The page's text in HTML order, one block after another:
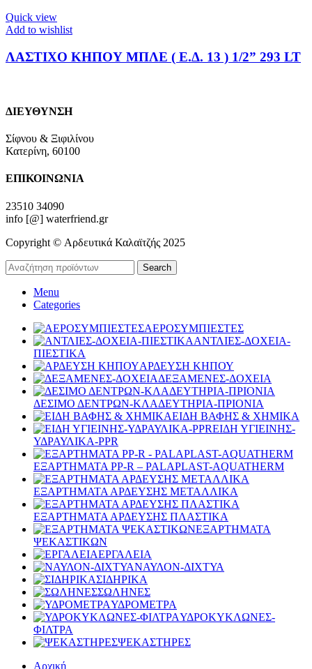
Quick view
Add to wishlist
ΛΑΣΤΙΧΟ ΚΗΠΟΥ ΜΠΛΕ ( Ε.Δ. 13 ) 1/2” 293 LT
ΔΙΕΥΘΥΝΣΗ
Σίφνου & Ξιφιλίνου
Κατερίνη, 60100
ΕΠΙΚΟΙΝΩΝΙΑ
23510 34090
info [@] waterfriend.gr
Copyright © Αρδευτικά Καλαϊτζής 2025
Search
Menu
Categories
ΑΕΡΟΣΥΜΠΙΕΣΤΕΣ
ΑΝΤΛΙΕΣ-ΔΟΧΕΙΑ-
ΠΙΕΣΤΙΚΑ
ΑΡΔΕΥΣΗ ΚΗΠΟΥ
ΔΕΞΑΜΕΝΕΣ-ΔΟΧΕΙΑ
ΔΕΣΙΜΟ ΔΕΝΤΡΩΝ-ΚΛΑΔΕΥΤΗΡΙΑ-ΠΡΙΟΝΙΑ
ΕΙΔΗ ΒΑΦΗΣ & ΧΗΜΙΚΑ
ΕΙΔΗ ΥΓΙΕΙΝΗΣ-
ΥΔΡΑΥΛΙΚΑ-PPR
ΕΞΑΡΤΗΜΑΤΑ PP-R – PALAPLAST-AQUATHERM
ΕΞΑΡΤΗΜΑΤΑ ΑΡΔΕΥΣΗΣ ΜΕΤΑΛΛΙΚΑ
ΕΞΑΡΤΗΜΑΤΑ ΑΡΔΕΥΣΗΣ ΠΛΑΣΤΙΚΑ
ΕΞΑΡΤΗΜΑΤΑ
ΨΕΚΑΣΤΙΚΩΝ
ΕΡΓΑΛΕΙΑ
ΝΑΥΛΟΝ-ΔΙΧΤΥΑ
ΣΙΔΗΡΙΚΑ
ΣΩΛΗΝΕΣ
ΥΔΡΟΜΕΤΡΑ
ΥΔΡΟΚΥΚΛΩΝΕΣ-
ΦΙΛΤΡΑ
ΨΕΚΑΣΤΗΡΕΣ
Αρχική